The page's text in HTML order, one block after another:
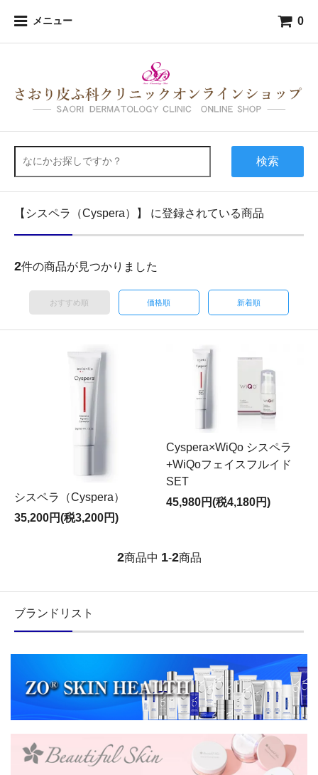
メニュー 0
検索
【シスペラ（Cyspera）】 に登録されている商品
2件の商品が見つかりました
おすすめ順 価格順 新着順
シスペラ（Cyspera）
35,200円(税3,200円)
Cyspera×WiQo シスペラ
+WiQoフェイスフルイド
SET
45,980円(税4,180円)
2商品中 1-2商品
ブランドリスト